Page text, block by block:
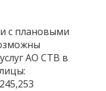
с плановыми
АО СТВ в